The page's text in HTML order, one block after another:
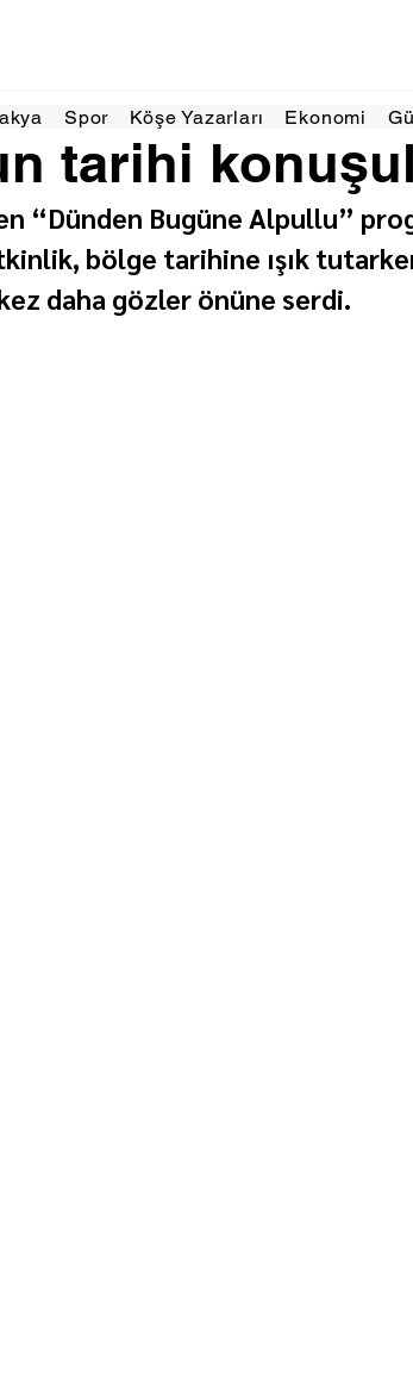
Spor Köşe Yazarları Ekonomi
tarihi
dakikada okunur
“Dünden Bugüne Alpullu”
bölge tarihine ışık
daha gözler önüne serdi.